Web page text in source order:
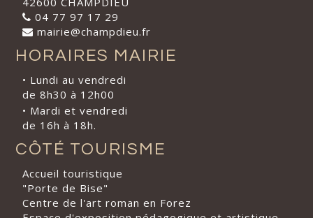
04 77 97 17 29
mairie@champdieu.fr
HORAIRES MAIRIE
• Lundi au vendredi
de 8h30 à 12h00
• Mardi et vendredi
de 16h à 18h.
CÔTÉ TOURISME
Accueil touristique
"Porte de Bise"
Centre de l'art roman en Forez